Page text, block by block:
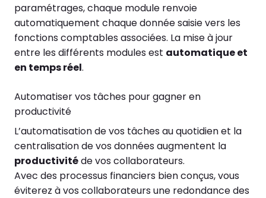
paramétrages, chaque module renvoie
automatiquement chaque donnée saisie vers les
fonctions comptables associées. La mise à jour
entre les différents modules est automatique et
en temps réel.
Automatiser vos tâches pour gagner en
productivité
L’automatisation de vos tâches au quotidien et la
centralisation de vos données augmentent la
productivitéde vos collaborateurs.
Avec des processus financiers bien conçus, vous
éviterez à vos collaborateurs une redondance des